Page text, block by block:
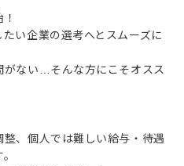
い企業の選考へとスムーズに
がない…そんな方にこそオスス
、個人では難しい給与・待遇